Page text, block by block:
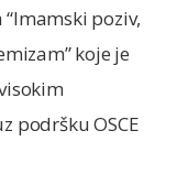
poziv,
koje je
podršku OSCE